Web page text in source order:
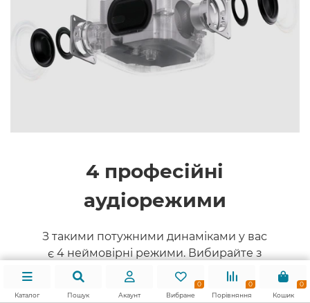
4 професійні
аудіорежими
З такими потужними динаміками у вас
є 4 неймовірні режими. Вибирайте з
режимів Кіно, Спорт, Музика та Новини,
налаштованих професійно відповідно
Каталог Пошук Акаунт
0
Вибране
0
Порівняння
0
Кошик